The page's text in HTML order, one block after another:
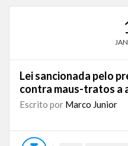
JAN
Lei sancionada pelo
contra maus-tratos a
Escrito por Marco Junior